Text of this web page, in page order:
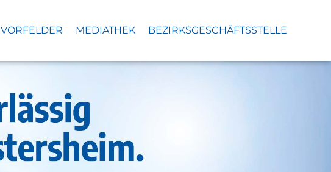
VORFELDER MEDIATHEK BEZIRKSGESCHÄFTSSTELLE